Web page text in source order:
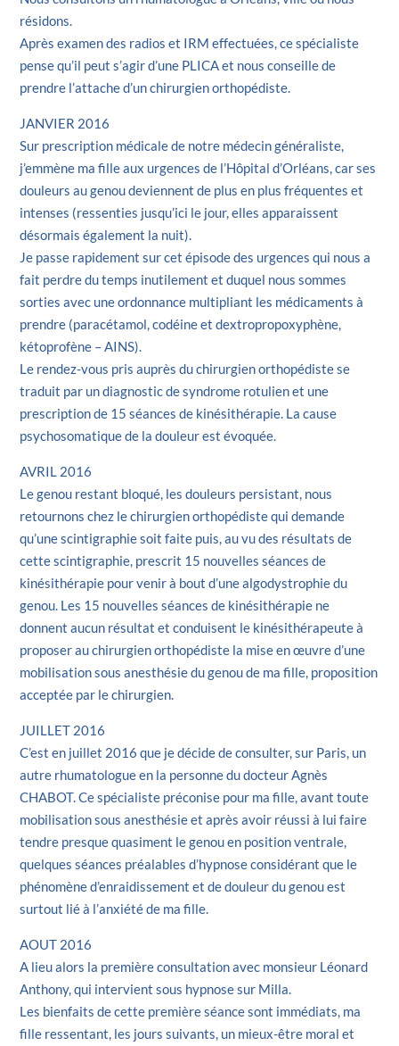
résidons.
Après examen des radios et IRM effectuées, ce spécialiste
pense qu’il peut s’agir d’une PLICA et nous conseille de
prendre l’attache d’un chirurgien orthopédiste.
JANVIER 2016
Sur prescription médicale de notre médecin généraliste,
j’emmène ma fille aux urgences de l’Hôpital d’Orléans, car ses
douleurs au genou deviennent de plus en plus fréquentes et
intenses (ressenties jusqu’ici le jour, elles apparaissent
désormais également la nuit).
Je passe rapidement sur cet épisode des urgences qui nous a
fait perdre du temps inutilement et duquel nous sommes
sorties avec une ordonnance multipliant les médicaments à
prendre (paracétamol, codéine et dextropropoxyphène,
kétoprofène – AINS).
Le rendez-vous pris auprès du chirurgien orthopédiste se
traduit par un diagnostic de syndrome rotulien et une
prescription de 15 séances de kinésithérapie. La cause
psychosomatique de la douleur est évoquée.
AVRIL 2016
Le genou restant bloqué, les douleurs persistant, nous
retournons chez le chirurgien orthopédiste qui demande
qu’une scintigraphie soit faite puis, au vu des résultats de
cette scintigraphie, prescrit 15 nouvelles séances de
kinésithérapie pour venir à bout d’une algodystrophie du
genou. Les 15 nouvelles séances de kinésithérapie ne
donnent aucun résultat et conduisent le kinésithérapeute à
proposer au chirurgien orthopédiste la mise en œuvre d’une
mobilisation sous anesthésie du genou de ma fille, proposition
acceptée par le chirurgien.
JUILLET 2016
C’est en juillet 2016 que je décide de consulter, sur Paris, un
autre rhumatologue en la personne du docteur Agnès
CHABOT. Ce spécialiste préconise pour ma fille, avant toute
mobilisation sous anesthésie et après avoir réussi à lui faire
tendre presque quasiment le genou en position ventrale,
quelques séances préalables d’hypnose considérant que le
phénomène d’enraidissement et de douleur du genou est
surtout lié à l’anxiété de ma fille.
AOUT 2016
A lieu alors la première consultation avec monsieur Léonard
Anthony, qui intervient sous hypnose sur Milla.
Les bienfaits de cette première séance sont immédiats, ma
fille ressentant, les jours suivants, un mieux-être moral et